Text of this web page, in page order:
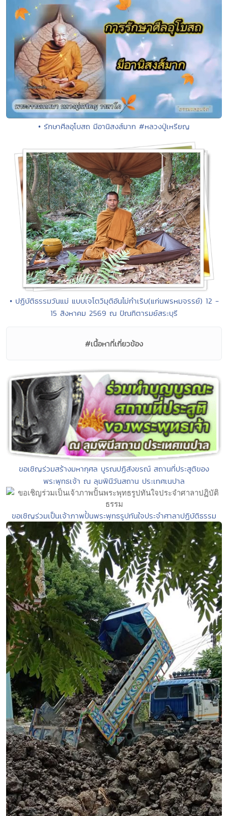
• รักษาศีลอุโบสถ มีอานิสงส์มาก #หลวงปู่เหรียญ
• ปฏิบัติธรรมวันแม่ แบบเจโตวิมุติอันไม่กำเริบ(แก่นพรหมจรรย์) 12 -
15 สิงหาคม 2569 ณ ปัณฑิตารมย์สระบุรี
#เนื้อหาที่เกี่ยวข้อง
ขอเชิญร่วมสร้างมหากุศล บูรณปฏิสังขรณ์ สถานที่ประสูติของ
พระพุทธเจ้า ณ ลุมพินีวันสถาน ประเทศเนปาล
ขอเชิญร่วมเป็นเจ้าภาพปั้นพระพุทธรูปทันใจประจำศาลาปฏิบัติธรรม